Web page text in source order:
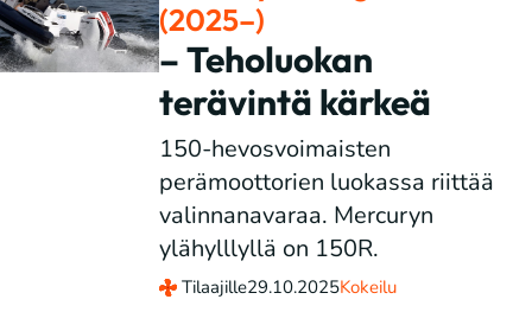
(2025–)
– Teholuokan
terävintä kärkeä
150-hevosvoimaisten
perämoottorien luokassa riittää
valinnanavaraa. Mercuryn
ylähylllyllä on 150R.
Tilaajille29.10.2025Kokeilu